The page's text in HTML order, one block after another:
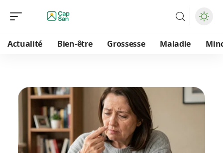
Actualité Bien-être Grossesse Maladie